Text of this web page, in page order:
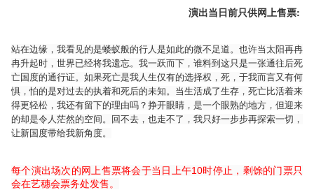
演出当日前只供网上售票:
站在边缘，我看见的是蝼蚁般的行人是如此的微不足道。也许当太阳再冉
冉升起时，世界已经将我遗忘。我一跃而下，谁料到这只是一张通往后死
亡国度的通行证。如果死亡是我人生仅有的选择权，死，于我而言又有何
惧，怕的是对过去的执着和死后的未知。当生活成了生存，死亡比活着来
得更轻松，我还有留下的理由吗？挣开眼睛，是一个眼熟的地方，但迎来
的却是令人茫然的空间。回不去，也走不了，我只好一步步再探索一切，
让新国度带给我新角度。
每个演出场次的网上售票将会于当日上午10时停止，剩馀的门票只
会在艺穗会票务处发售。